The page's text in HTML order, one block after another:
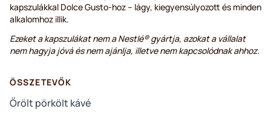
kapszulákkal Dolce Gusto-hoz – lágy, kiegyensúlyozott és minden
alkalomhoz illik.
Ezeket a kapszulákat nem a Nestlé® gyártja, azokat a vállalat
nem hagyja jóvá és nem ajánlja, illetve nem kapcsolódnak ahhoz.
ÖSSZETEVŐK
Őrölt pörkölt kávé